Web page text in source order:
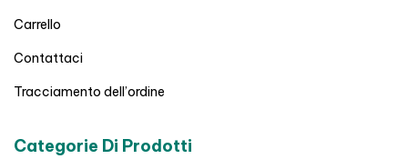
Carrello
Contattaci
Tracciamento dell’ordine
Categorie Di Prodotti